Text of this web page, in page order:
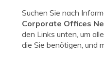
Suchen Sie nach
Corporate Offices
den Links unten, um
die Sie benötigen, und